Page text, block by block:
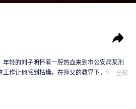
轻的刘子明怀着一腔热血来到市公安局某刑
工作让他感到枯燥。在师父的教导下，他逐渐
打与磨砺之后，刘子明对人性中的善与恶有
全部